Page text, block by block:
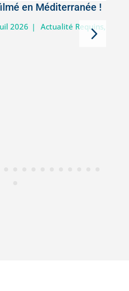
en Méditerranée !
2026 | Actualité Requins,